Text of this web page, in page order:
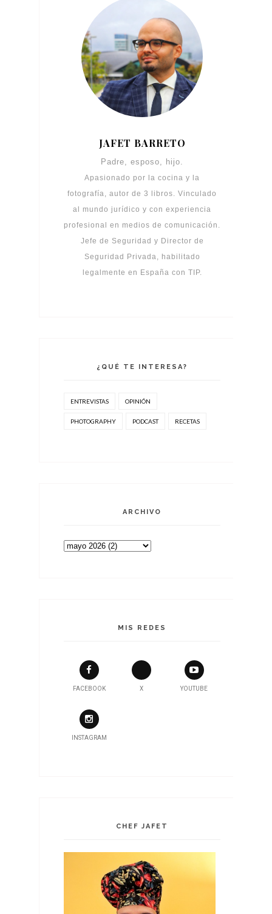
JAFET BARRETO
Padre, esposo, hijo.
Apasionado por la cocina y la
fotografía, autor de 3 libros. Vinculado
al mundo jurídico y con experiencia
profesional en medios de comunicación.
Jefe de Seguridad y Director de
Seguridad Privada, habilitado
legalmente en España con TIP.
¿QUÉ TE INTERESA?
ENTREVISTAS OPINIÓN
PHOTOGRAPHY PODCAST RECETAS
ARCHIVO
MIS REDES
FACEBOOK X YOUTUBE
INSTAGRAM
CHEF JAFET